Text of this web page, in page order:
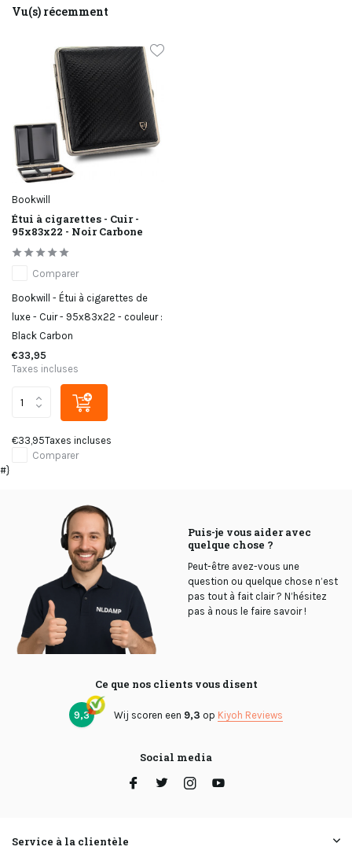
Vu(s) récemment
Bookwill
Étui à cigarettes - Cuir -
95x83x22 - Noir Carbone
Comparer
Bookwill - Étui à cigarettes de
luxe - Cuir - 95x83x22 - couleur :
Black Carbon
€33,95
Taxes incluses
€33,95Taxes incluses
Comparer
#}
Puis-je vous aider avec
quelque chose ?
Peut-être avez-vous une
question ou quelque chose n’est
pas tout à fait clair ? N’hésitez
pas à nous le faire savoir !
Ce que nos clients vous disent
9,3 Wij scoren een 9,3 op Kiyoh Reviews
Social media
Service à la clientèle